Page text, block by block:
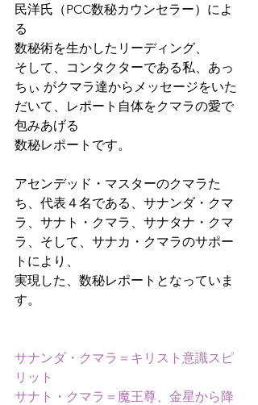
民洋氏（PCC数秘カウンセラー）によ
る
数秘術を生かしたリーディング、
そして、コンタクターである私、あっ
ちぃ がクマラ達からメッセージをいた
だいて、レポート自体をクマラの愛で
包みあげる
数秘レポートです。
アセンデッド・マスターのクマラた
ち、代表４名である、サナンダ・クマ
ラ、サナト・クマラ、サナタナ・クマ
ラ、そして、サナカ・クマラのサポー
トにより、
実現した、数秘レポートとなっていま
す。
サナンダ・クマラ＝キリスト意識スピ
リット
サナト・クマラ＝魔王尊、金星から降